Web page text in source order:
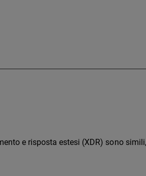
e risposta estesi (XDR) sono